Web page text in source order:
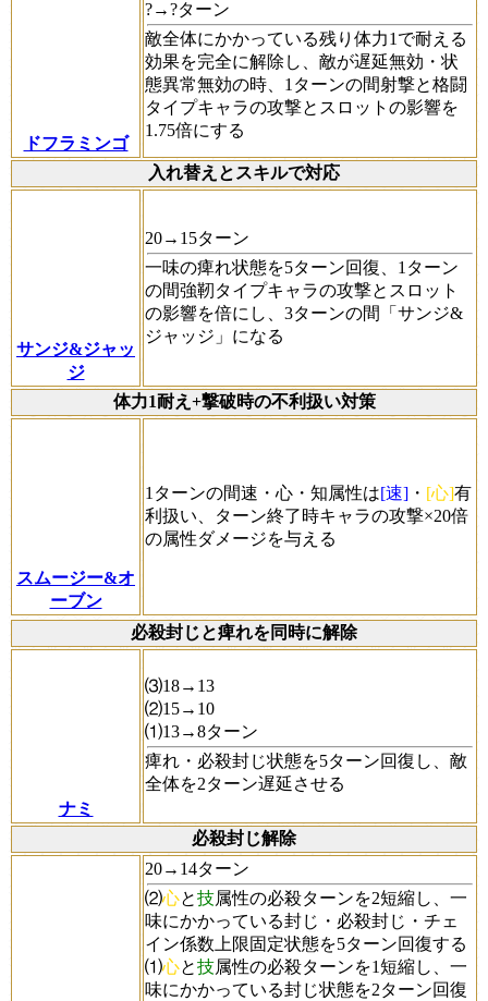
ドフラミンゴ
?→?ターン
敵全体にかかっている残り体力1で耐える
効果を完全に解除し、敵が遅延無効・状
態異常無効の時、1ターンの間射撃と格闘
タイプキャラの攻撃とスロットの影響を
1.75倍にする
入れ替えとスキルで対応
サンジ&ジャッ
ジ
20→15ターン
一味の痺れ状態を5ターン回復、1ターン
の間強靭タイプキャラの攻撃とスロット
の影響を倍にし、3ターンの間「サンジ&
ジャッジ」になる
体力1耐え+撃破時の不利扱い対策
スムージー&オ
ーブン
1ターンの間速・心・知属性は[速] ・ [心]有
利扱い、ターン終了時キャラの攻撃×20倍
の属性ダメージを与える
必殺封じと痺れを同時に解除
ナミ
⑶18→13
⑵15→10
⑴13→8ターン
痺れ・必殺封じ状態を5ターン回復し、敵
全体を2ターン遅延させる
必殺封じ解除
20→14ターン
⑵心と技属性の必殺ターンを2短縮し、一
味にかかっている封じ・必殺封じ・チェ
イン係数上限固定状態を5ターン回復する
⑴心と技属性の必殺ターンを1短縮し、一
味にかかっている封じ状態を2ターン回復